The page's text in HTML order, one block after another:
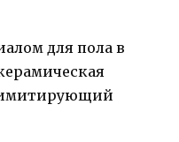
для пола в